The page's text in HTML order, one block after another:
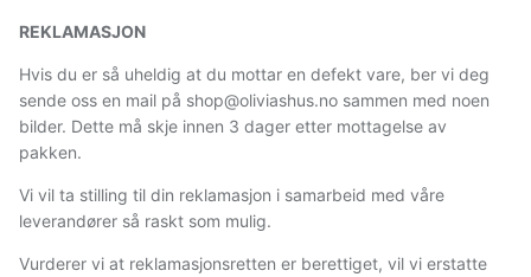
REKLAMASJON
Hvis du er så uheldig at du mottar en defekt vare, ber vi deg
sende oss en mail på shop@oliviashus.no sammen med noen
bilder. Dette må skje innen 3 dager etter mottagelse av
pakken.
Vi vil ta stilling til din reklamasjon i samarbeid med våre
leverandører så raskt som mulig.
Vurderer vi at reklamasjonsretten er berettiget, vil vi erstatte